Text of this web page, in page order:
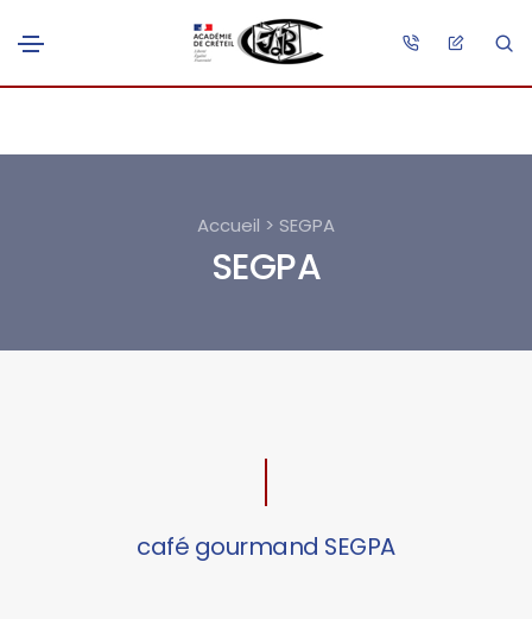
Accueil > SEGPA
SEGPA
café gourmand SEGPA